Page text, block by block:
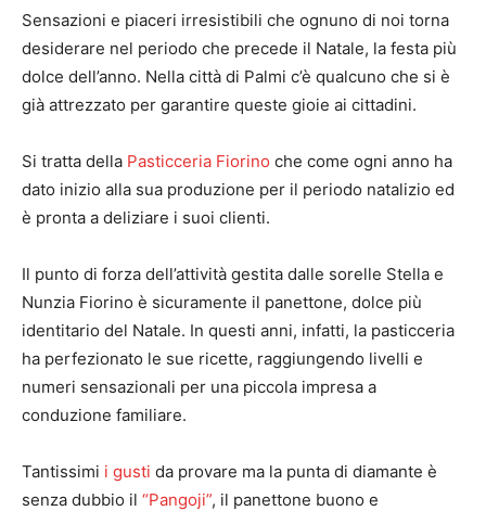
Sensazioni e piaceri irresistibili che ognuno di noi torna
desiderare nel periodo che precede il Natale, la festa più
dolce dell’anno. Nella città di Palmi c’è qualcuno che si è
già attrezzato per garantire queste gioie ai cittadini.
Si tratta della Pasticceria Fiorino che come ogni anno ha
dato inizio alla sua produzione per il periodo natalizio ed
è pronta a deliziare i suoi clienti.
Il punto di forza dell’attività gestita dalle sorelle Stella e
Nunzia Fiorino è sicuramente il panettone, dolce più
identitario del Natale. In questi anni, infatti, la pasticceria
ha perfezionato le sue ricette, raggiungendo livelli e
numeri sensazionali per una piccola impresa a
conduzione familiare.
Tantissimi i gusti da provare ma la punta di diamante è
senza dubbio il “Pangoji”, il panettone buono e